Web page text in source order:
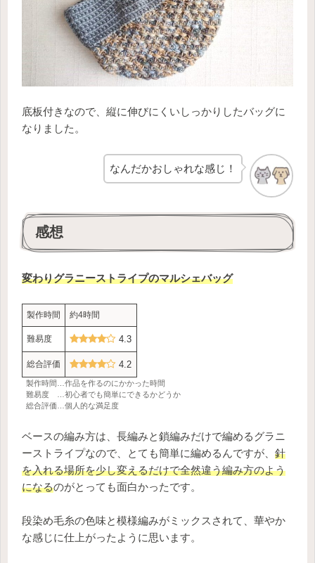
底板付きなので、縦に伸びにくいしっかりしたバッグに
なりました。
なんだかおしゃれな感じ！
感想
変わりグラニーストライプのマルシェバッグ
製作時間 約4時間
難易度 4.3
総合評価 4.2
製作時間…作品を作るのにかかった時間
難易度 …初心者でも簡単にできるかどうか
総合評価…個人的な満足度
ベースの編み方は、長編みと鎖編みだけで編めるグラニ
ーストライプなので、とても簡単に編めるんですが、 針
を入れる場所を少し変えるだけで全然違う編み方のよう
になるのがとっても面白かったです。
段染め毛糸の色味と模様編みがミックスされて、華やか
な感じに仕上がったように思います。